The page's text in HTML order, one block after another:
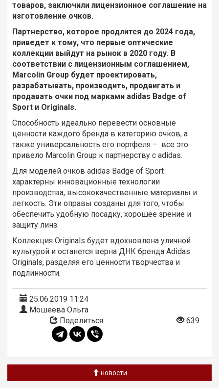
товаров, заключили лицензионное соглашение на
изготовление очков.
Партнерство, которое продлится до 2024 года,
приведет к тому, что первые оптические
коллекции выйдут на рынок в 2020 году. В
соответствии с лицензионным соглашением,
Marcolin Group будет проектировать,
разрабатывать, производить, продвигать и
продавать очки под марками adidas Badge of
Sport и Originals.
Способность идеально перевести основные
ценности каждого бренда в категорию очков, а
также универсальность его портфеля – все это
привело Marcolin Group к партнерству с adidas.
Для моделей очков adidas Badge of Sport
характерны инновационные технологии
производства, высококачественные материалы и
легкость. Эти оправы созданы для того, чтобы
обеспечить удобную посадку, хорошее зрение и
защиту линз.
Коллекция Originals будет вдохновлена уличной
культурой и останется верна ДНК бренда Adidas
Originals, разделяя его ценности творчества и
подлинности.
25.06.2019 11:24
Мошеева Ольга
Поделиться:
639
новости